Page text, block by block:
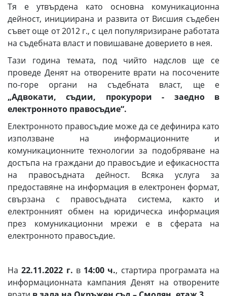
Тя е утвърдена като основна комуникационна
дейност, инициирана и развита от Висшия съдебен
съвет още от 2012 г., с цел популяризиране работата
на съдебната власт и повишаване доверието в нея.
Тази година темата, под чийто надслов ще се
проведе Денят на отворените врати на посочените
по-горе органи на съдебната власт, ще е
„Адвокати, съдии, прокурори - заедно в
електронното правосъдие“.
Електронното правосъдие може да се дефинира като
използване на информационните и
комуникационните технологии за подобряване на
достъпа на граждани до правосъдие и ефикасността
на правосъдната дейност. Всяка услуга за
предоставяне на информация в електронен формат,
свързана с правосъдната система, както и
електронният обмен на юридическа информация
през комуникационни мрежи е в сферата на
електронното правосъдие.
На22.11.2022 г. в14:00 ч., стартира програмата на
информационната кампания Денят на отворените